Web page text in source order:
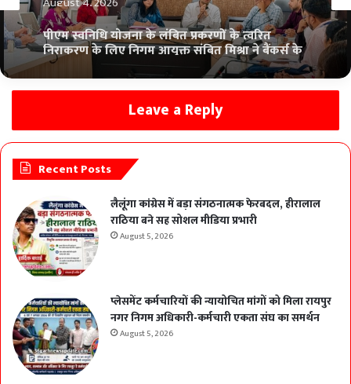
पीएम स्वनिधि योजना के लंबित प्रकरणों के त्वरित
निराकरण के लिए निगम आयुक्त संबित मिश्रा ने बैंकर्स के
साथ की समीक्षा
Leave a Reply
Recent Posts
लैलूंगा कांग्रेस में बड़ा संगठनात्मक फेरबदल, हीरालाल
राठिया बने सह सोशल मीडिया प्रभारी
August 5, 2026
प्लेसमेंट कर्मचारियों की न्यायोचित मांगों को मिला रायपुर
नगर निगम अधिकारी-कर्मचारी एकता संघ का समर्थन
August 5, 2026